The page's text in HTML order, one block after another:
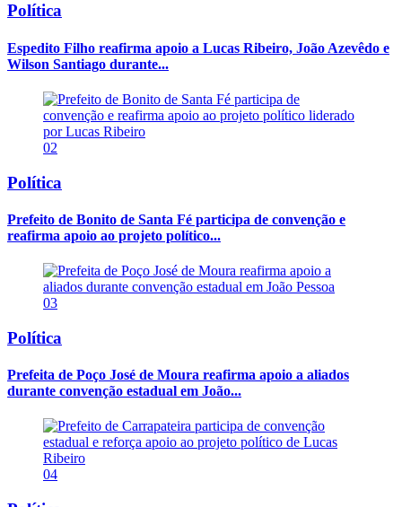
Política
Espedito Filho reafirma apoio a Lucas Ribeiro, João Azevêdo e
Wilson Santiago durante...
02
Política
Prefeito de Bonito de Santa Fé participa de convenção e
reafirma apoio ao projeto político...
03
Política
Prefeita de Poço José de Moura reafirma apoio a aliados
durante convenção estadual em João...
04